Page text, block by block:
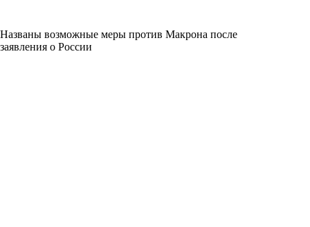
Названы возможные меры против Макрона после
заявления о России